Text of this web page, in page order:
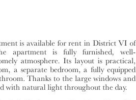
is available for rent in District VI of
apartment is fully furnished, well-
atmosphere. Its layout is practical,
a separate bedroom, a fully equipped
Thanks to the large windows and
with natural light throughout the day.